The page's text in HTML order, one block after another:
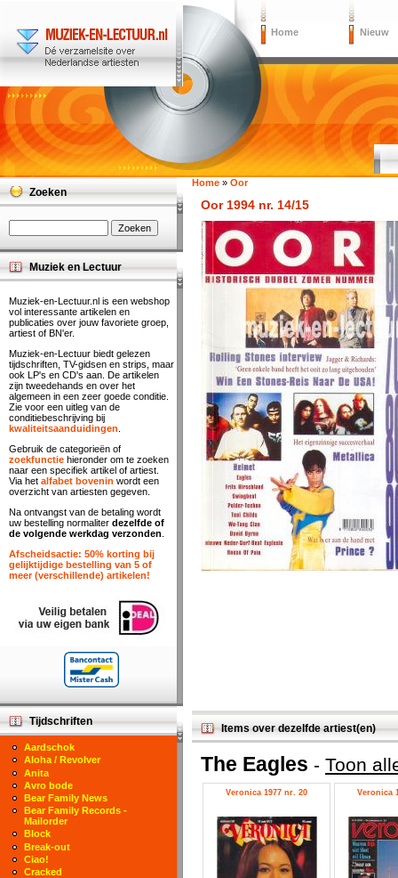
Home Nieuw
Home » Oor
Oor 1994 nr. 14/15
Items over dezelfde artiest(en)
The Eagles - Toon
Veronica 1977 nr. 20 Veronica
Zoeken
Muziek en Lectuur
Muziek-en-Lectuur.nl is een webshop
vol interessante artikelen en
publicaties over jouw favoriete groep,
artiest of BN'er.
Muziek-en-Lectuur biedt gelezen
tijdschriften, TV-gidsen en strips, maar
ook LP's en CD's aan. De artikelen
zijn tweedehands en over het
algemeen in een zeer goede conditie.
Zie voor een uitleg van de
conditiebeschrijving bij
kwaliteitsaanduidingen
Gebruik de categorieën of
zoekfunctie hieronder om te zoeken
naar een specifiek artikel of artiest.
Via het alfabet bovenin wordt een
overzicht van artiesten gegeven.
Na ontvangst van de betaling wordt
uw bestelling normaliter dezelfde of
de volgende werkdag verzonden
Afscheidsactie: 50% korting bij
gelijktijdige bestelling van 5 of
meer (verschillende) artikelen!
Tijdschriften
Aardschok
Aloha / Revolver
Anita
Avro bode
Bear Family News
Bear Family Records -
Mailorder
Block
Break-out
Ciao!
Cracked